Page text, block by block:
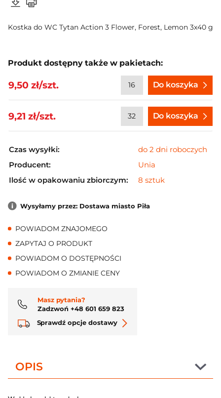
Kostka do WC Tytan Action 3 Flower, Forest, Lemon 3x40 g
Produkt dostępny także w pakietach:
9,50 zł/szt. Do koszyka
9,21 zł/szt. Do koszyka
Czas wysyłki:
do 2 dni roboczych
Producent:
Unia
Ilość w opakowaniu zbiorczym:
8 sztuk
Wysyłamy przez: Dostawa miasto Piła
POWIADOM ZNAJOMEGO
ZAPYTAJ O PRODUKT
POWIADOM O DOSTĘPNOŚCI
POWIADOM O ZMIANIE CENY
Masz pytania?
Zadzwoń +48 601 659 823
Sprawdź opcje dostawy
OPIS